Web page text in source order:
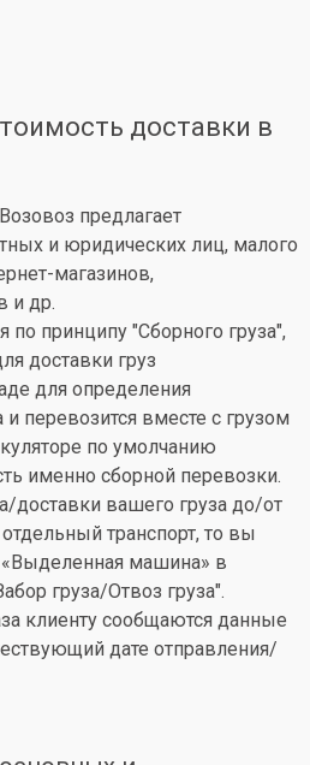
доставки в
предлагает
и юридических лиц, малого
магазинов,
и др.
по принципу "Сборного груза",
доставки груз
для определения
перевозится вместе с грузом
по умолчанию
именно сборной перевозки.
доставки вашего груза до/от
транспорт, то вы
машина» в
груза/Отвоз груза".
клиенту сообщаются данные
дате отправления/